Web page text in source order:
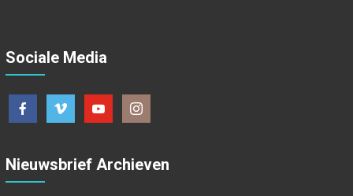
Sociale Media
Nieuwsbrief Archieven